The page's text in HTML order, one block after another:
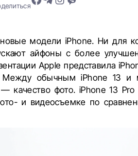
модели iPhone. Ни для
айфоны с более
Apple представила
Между обычным iPhone 13 и
качество фото. iPhone 13
и видеосъемке по